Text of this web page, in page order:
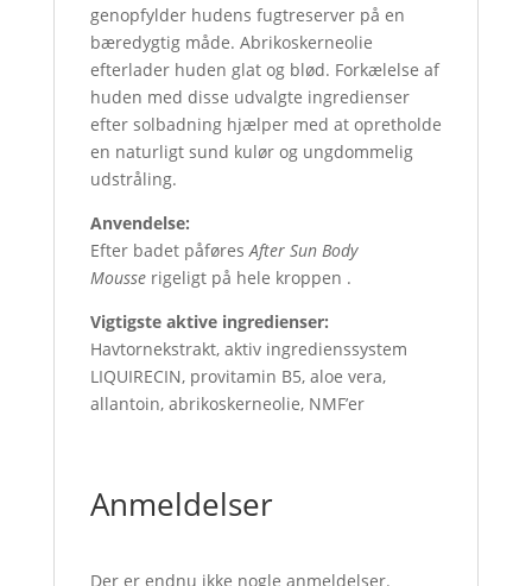
genopfylder hudens fugtreserver på en
bæredygtig måde. Abrikoskerneolie
efterlader huden glat og blød. Forkælelse af
huden med disse udvalgte ingredienser
efter solbadning hjælper med at opretholde
en naturligt sund kulør og ungdommelig
udstråling.
Anvendelse:
Efter badet påføresAfter Sun Body
Mousserigeligt på hele kroppen .
Vigtigste aktive ingredienser:
Havtornekstrakt, aktiv ingredienssystem
LIQUIRECIN, provitamin B5, aloe vera,
allantoin, abrikoskerneolie, NMF’er
Anmeldelser
Der er endnu ikke nogle anmeldelser.